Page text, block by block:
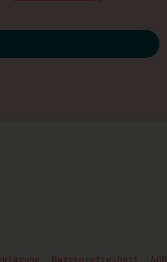
Barrierefreiheit AGB